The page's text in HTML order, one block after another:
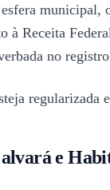
à Receita
no
regularizada
e